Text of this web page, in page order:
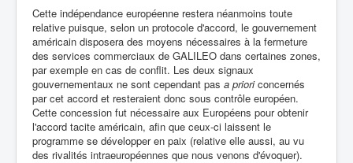
Cette indépendance européenne restera néanmoins toute
relative puisque, selon un protocole d'accord, le gouvernement
américain disposera des moyens nécessaires à la fermeture
des services commerciaux de GALILEO dans certaines zones,
par exemple en cas de conflit. Les deux signaux
gouvernementaux ne sont cependant pas a prioriconcernés
par cet accord et resteraient donc sous contrôle européen.
Cette concession fut nécessaire aux Européens pour obtenir
l'accord tacite américain, afin que ceux-ci laissent le
programme se développer en paix (relative elle aussi, au vu
des rivalités intraeuropéennes que nous venons d'évoquer).